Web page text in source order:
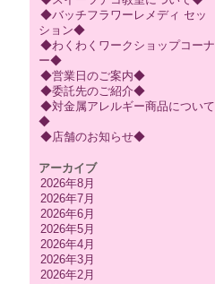
◆バッチフラワーレメディ セッ
ション◆
◆わくわくワークショップコーナ
ー◆
◆営業日のご案内◆
◆委託先のご紹介◆
◆対金属アレルギー商品について
◆
◆店舗のお知らせ◆
アーカイブ
2026年8月
2026年7月
2026年6月
2026年5月
2026年4月
2026年3月
2026年2月